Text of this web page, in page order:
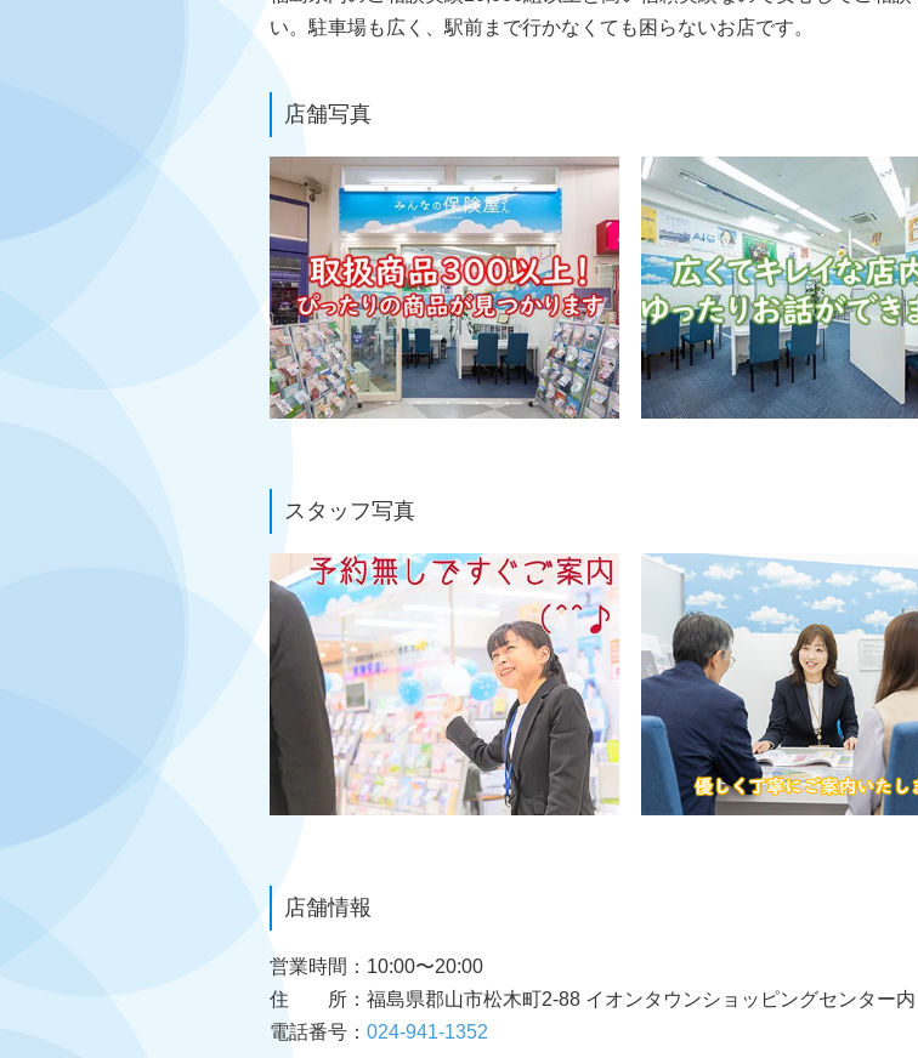
い。駐車場も広く、駅前まで行かなくても困らないお店です。
店舗写真
スタッフ写真
店舗情報
営業時間
10:00〜20:00
住 所
福島県郡山市松木町2-88 イオンタウンショッピングセンター内
電話番号
024-941-1352